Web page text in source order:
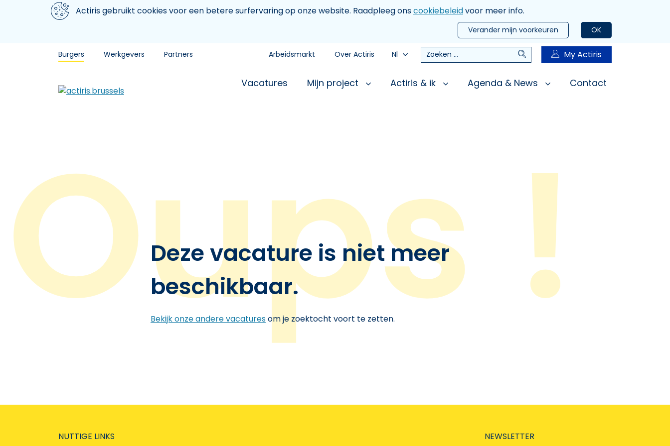
Aller au contenu principal
We gebruiken cookiesActiris gebruikt cookies voor een betere surfervaring op onze website. Raadpleeg onscookiebeleidvoor meer info.
OK
Verander mijn voorkeuren
Burgers Werkgevers Partners Arbeidsmarkt Over Actiris Nl Zoeken Zoeken My Actiris
Vacatures Mijn project Actiris & ik Agenda & News Contact
Deze vacature is niet meer
beschikbaar.
Bekijk onze andere vacaturesom je zoektocht voort te zetten.
NUTTIGE LINKS NEWSLETTER